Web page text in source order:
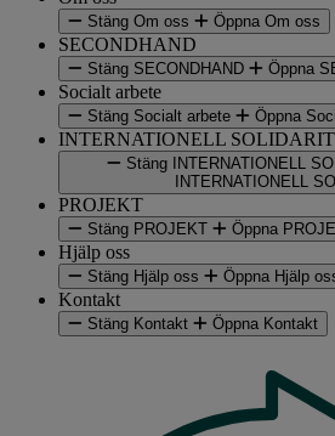
Stäng Om oss Öppna Om oss
SECONDHAND
Stäng SECONDHAND Öppna
Socialt arbete
Stäng Socialt arbete Öppna
INTERNATIONELL
Stäng INTERNATIONELL
INTERNATIONELL
PROJEKT
Stäng PROJEKT Öppna
Hjälp oss
Stäng Hjälp oss Öppna Hjälp
Kontakt
Stäng Kontakt Öppna Kontakt